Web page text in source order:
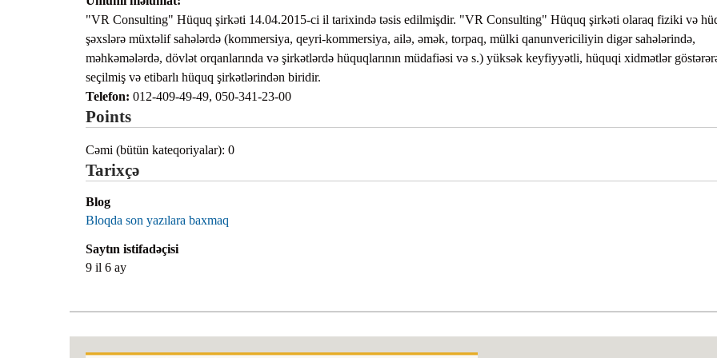
"VR Consulting" Hüquq şirkəti 14.04.2015-ci il tarixində təsis edilmişdir. "VR Consulting" Hüquq şirkəti olaraq fiziki və
şəxslərə müxtəlif sahələrdə (kommersiya, qeyri-kommersiya, ailə, əmək, torpaq, mülki qanunvericiliyin digər sahələrində,
məhkəmələrdə, dövlət orqanlarında və şirkətlərdə hüquqlarının müdafiəsi və s.) yüksək keyfiyyətli, hüquqi xidmətlər
seçilmiş və etibarlı hüquq şirkətlərindən biridir.
Telefon: 012-409-49-49, 050-341-23-00
Points
Cəmi (bütün kateqoriyalar): 0
Tarixçə
Blog
Bloqda son yazılara baxmaq
Saytın istifadəçisi
9 il 6 ay